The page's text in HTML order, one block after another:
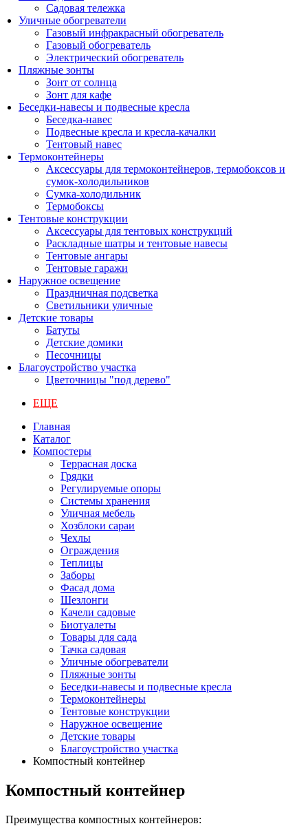
Садовая тележка
Уличные обогреватели
Газовый инфракрасный обогреватель
Газовый обогреватель
Электрический обогреватель
Пляжные зонты
Зонт от солнца
Зонт для кафе
Беседки-навесы и подвесные кресла
Беседка-навес
Подвесные кресла и кресла-качалки
Тентовый навес
Термоконтейнеры
Аксессуары для термоконтейнеров, термобоксов и
сумок-холодильников
Сумка-холодильник
Термобоксы
Тентовые конструкции
Аксессуары для тентовых конструкций
Раскладные шатры и тентовые навесы
Тентовые ангары
Тентовые гаражи
Наружное освещение
Праздничная подсветка
Светильники уличные
Детские товары
Батуты
Детские домики
Песочницы
Благоустройство участка
Цветочницы "под дерево"
ЕЩЕ
Главная
Каталог
Компостеры
Террасная доска
Грядки
Регулируемые опоры
Системы хранения
Уличная мебель
Хозблоки сараи
Чехлы
Ограждения
Теплицы
Заборы
Фасад дома
Шезлонги
Качели садовые
Биотуалеты
Товары для сада
Тачка садовая
Уличные обогреватели
Пляжные зонты
Беседки-навесы и подвесные кресла
Термоконтейнеры
Тентовые конструкции
Наружное освещение
Детские товары
Благоустройство участка
Компостный контейнер
Компостный контейнер
Преимущества компостных контейнеров: